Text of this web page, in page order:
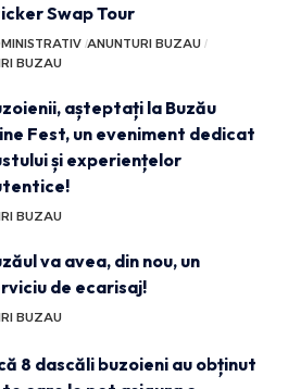
Swap Tour
ANUNTURI BUZAU
BUZAU
așteptați la Buzău
Fest, un eveniment dedicat
și experiențelor
BUZAU
va avea, din nou, un
de ecarisaj!
BUZAU
8 dascăli buzoieni au obținut